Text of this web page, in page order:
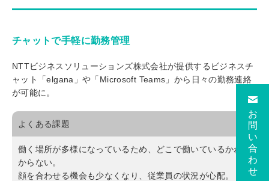
チャットで手軽に勤務管理
NTTビジネスソリューションズ株式会社が提供するビジネスチ
ャット「elgana」や「Microsoft Teams」から日々の勤務連絡
が可能に。
よくある課題
働く場所が多様になっているため、どこで働いているかわ
からない。
顔を合わせる機会も少なくなり、従業員の状況が心配。
お
問
い
合
わ
せ